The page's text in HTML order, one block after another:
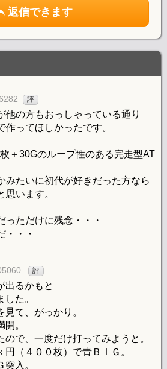
返信できます
評
他の方もおっしゃっている通り
ってほしかったです。
＋30Gのループ性のある完走型AT
みたいに初代が好きだった方なら
思います。
っただけに残念・・・
・・・
評
出るかもと
た。
て、がっかり。
。
で、一度だけ打ってみようと。
円（４００枚）で青ＢＩＧ。
入。